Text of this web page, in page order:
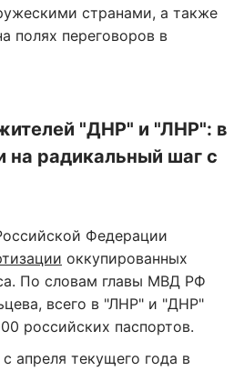
странами, а также
полях переговоров в
"ДНР" и "ЛНР": в
на радикальный шаг с
Федерации
оккупированных
По словам главы МВД РФ
всего в "ЛНР" и "ДНР"
российских паспортов.
апреля текущего года в